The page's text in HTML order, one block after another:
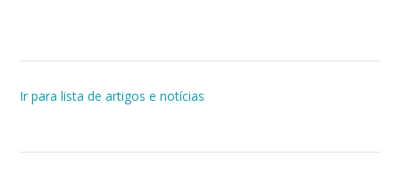
Ir para lista de artigos e notícias